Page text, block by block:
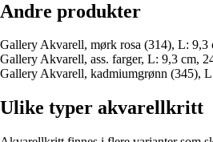
Andre produkter
Gallery Akvarell, mørk rosa (314), L: 9,3
Gallery Akvarell, ass. farger, L: 9,3 cm,
Gallery Akvarell, kadmiumgrønn (345),
Ulike typer akvarellkritt